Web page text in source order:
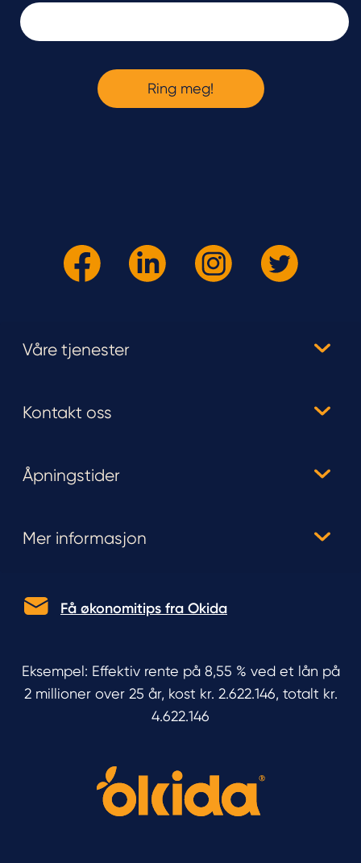
Våre tjenester
Kontakt oss
Åpningstider
Mer informasjon
Få økonomitips fra Okida
Eksempel: Effektiv rente på 8,55 % ved et lån på
2 millioner over 25 år, kost kr. 2.622.146, totalt kr.
4.622.146